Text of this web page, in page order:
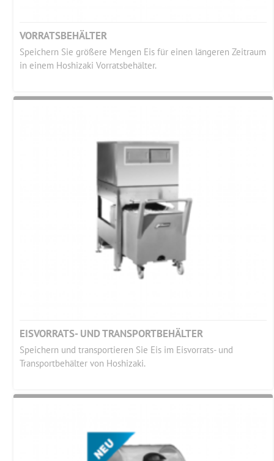
VORRATSBEHÄLTER
Speichern Sie größere Mengen Eis für einen längeren Zeitraum
in einem Hoshizaki Vorratsbehälter.
EISVORRATS- UND TRANSPORTBEHÄLTER
Speichern und transportieren Sie Eis im Eisvorrats- und
Transportbehälter von Hoshizaki.